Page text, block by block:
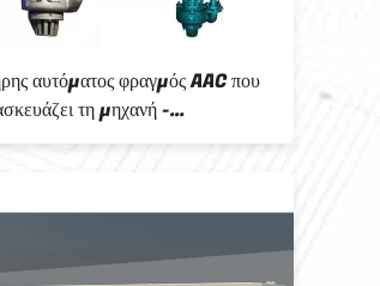
αυτόματος φραγμός AAC που
τη μηχανή -
τύπος ενιαίο στάδιο